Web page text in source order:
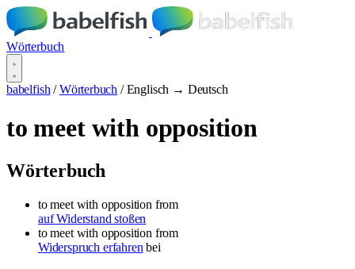
Wörterbuch
babelfish / Wörterbuch / Englisch → Deutsch
to meet with opposition
Wörterbuch
to meet with opposition from
auf Widerstand stoßen
to meet with opposition from
Widerspruch erfahren bei